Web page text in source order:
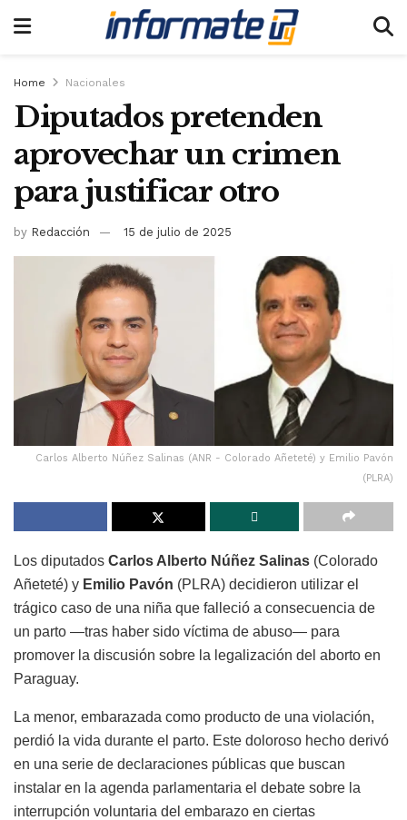
Home Nacionales
Diputados pretenden
aprovechar un crimen
para justificar otro
by Redacción 15 de julio de 2025
Carlos Alberto Núñez Salinas (ANR - Colorado Añeteté) y Emilio Pavón
(PLRA)
Los diputados Carlos Alberto Núñez Salinas (Colorado
Añeteté) y Emilio Pavón (PLRA) decidieron utilizar el
trágico caso de una niña que falleció a consecuencia de
un parto —tras haber sido víctima de abuso— para
promover la discusión sobre la legalización del aborto en
Paraguay.
La menor, embarazada como producto de una violación,
perdió la vida durante el parto. Este doloroso hecho derivó
en una serie de declaraciones públicas que buscan
instalar en la agenda parlamentaria el debate sobre la
interrupción voluntaria del embarazo en ciertas